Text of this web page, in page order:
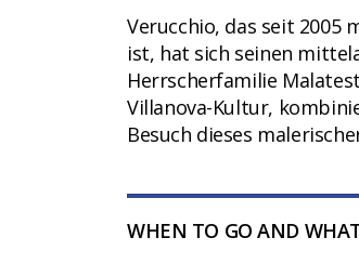
Verucchio, das seit 2005
ist, hat sich seinen
Herrscherfamilie
Villanova-Kultur,
Besuch dieses
WHEN TO GO AND